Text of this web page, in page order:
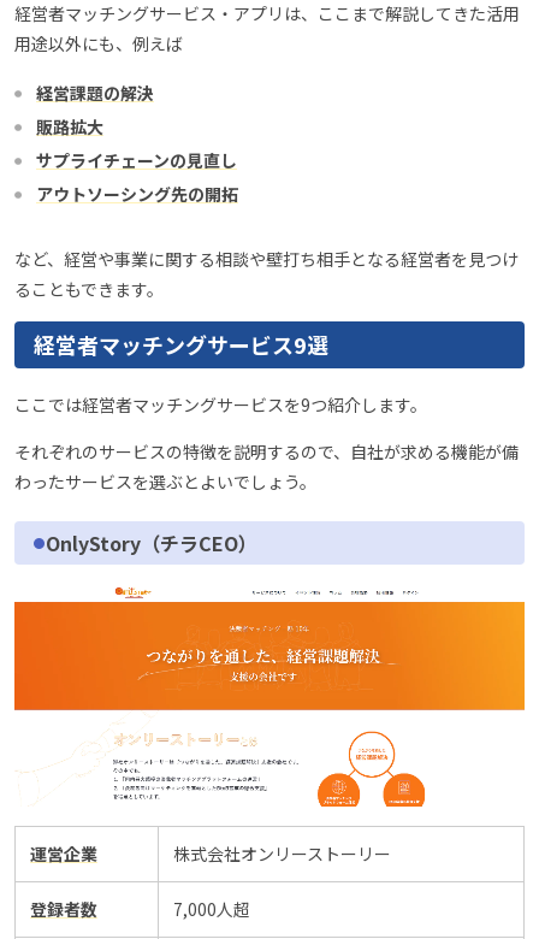
経営者マッチングサービス・アプリは、ここまで解説してきた活用
用途以外にも、例えば
経営課題の解決
販路拡大
サプライチェーンの見直し
アウトソーシング先の開拓
など、経営や事業に関する相談や壁打ち相手となる経営者を見つけ
ることもできます。
経営者マッチングサービス9選
ここでは経営者マッチングサービスを9つ紹介します。
それぞれのサービスの特徴を説明するので、自社が求める機能が備
わったサービスを選ぶとよいでしょう。
OnlyStory（チラCEO）
運営企業 株式会社オンリーストーリー
登録者数 7,000人超